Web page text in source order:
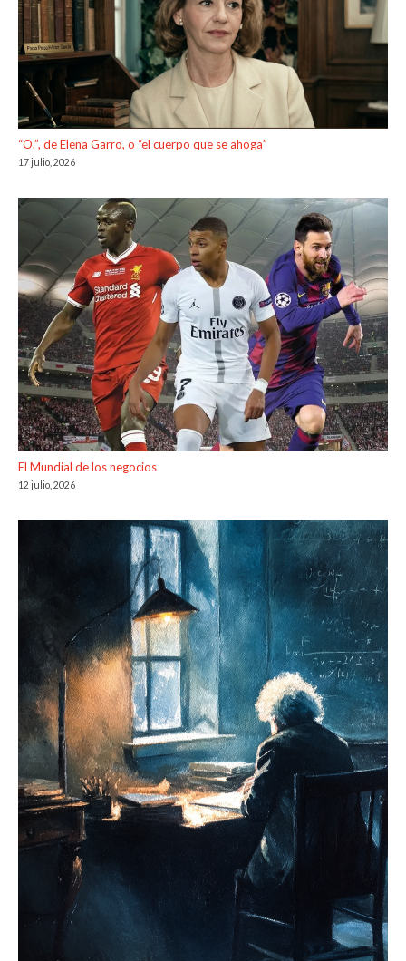
“O.”, de Elena Garro, o “el cuerpo que se ahoga”
17 julio, 2026
El Mundial de los negocios
12 julio, 2026